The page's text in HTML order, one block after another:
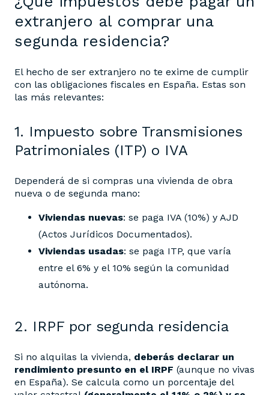
extranjero al comprar una
segunda residencia?
El hecho de ser extranjero no te exime de cumplir
con las obligaciones fiscales en España. Estas son
las más relevantes:
1. Impuesto sobre Transmisiones
Patrimoniales (ITP) o IVA
Dependerá de si compras una vivienda de obra
nueva o de segunda mano:
Viviendas nuevas: se paga IVA (10%) y AJD
(Actos Jurídicos Documentados).
Viviendas usadas: se paga ITP, que varía
entre el 6% y el 10% según la comunidad
autónoma.
2. IRPF por segunda residencia
Si no alquilas la vivienda, deberás declarar un
rendimiento presunto en el IRPF (aunque no vivas
en España). Se calcula como un porcentaje del